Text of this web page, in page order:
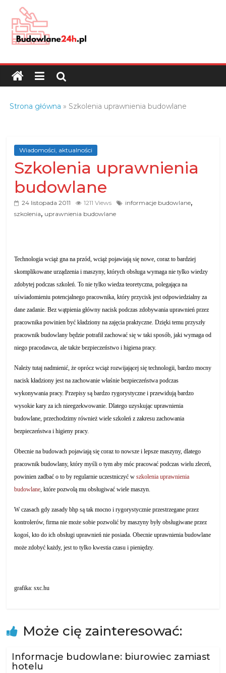
content
Budowlane24h.pl
portal
budowlany
branży
budowlanej
Strona główna » Szkolenia uprawnienia budowlane
Wiadomości, aktualności
Szkolenia uprawnienia
budowlane
24 listopada 2011 1211 Views informacje budowlane,
szkolenia, uprawnienia budowlane
Technologia wciąż gna na przód, wciąż pojawiają się nowe, coraz to bardziej
skomplikowane urządzenia i maszyny, których obsługa wymaga nie tylko wiedzy
zdobytej podczas szkoleń. To nie tylko wiedza teoretyczna, polegająca na
uświadomieniu potencjalnego pracownika, który przycisk jest odpowiedzialny za
dane zadanie. Bez wątpienia główny nacisk podczas zdobywania uprawnień przez
pracownika powinien być kładziony na zajęcia praktyczne. Dzięki temu przyszły
pracownik budowlany będzie potrafił zachować się w taki sposób, jaki wymaga od
niego pracodawca, ale także bezpieczeństwo i higiena pracy.
Należy tutaj nadmienić, że oprócz wciąż rozwijającej się technologii, bardzo mocny
nacisk kładziony jest na zachowanie właśnie bezpieczeństwa podczas
wykonywania pracy. Przepisy są bardzo rygorystyczne i przewidują bardzo
wysokie kary za ich nieegzekwowanie. Dlatego uzyskując uprawnienia
budowlane, przechodzimy również wiele szkoleń z zakresu zachowania
bezpieczeństwa i higieny pracy.
Obecnie na budowach pojawiają się coraz to nowsze i lepsze maszyny, dlatego
pracownik budowlany, który myśli o tym aby móc pracować podczas wielu zleceń,
powinien zadbać o to by regularnie uczestniczyć wszkolenia uprawnienia
budowlane, które pozwolą mu obsługiwać wiele maszyn.
W czasach gdy zasady bhp są tak mocno i rygorystycznie przestrzegane przez
kontrolerów, firma nie może sobie pozwolić by maszyny były obsługiwane przez
kogoś, kto do ich obsługi uprawnień nie posiada. Obecnie uprawnienia budowlane
może zdobyć każdy, jest to tylko kwestia czasu i pieniędzy.
grafika: sxc.hu
Może cię zainteresować:
Informacje budowlane: biurowiec zamiast
hotelu